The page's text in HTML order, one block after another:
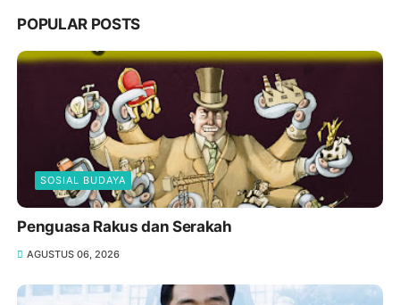
POPULAR POSTS
SOSIAL BUDAYA
Penguasa Rakus dan Serakah
AGUSTUS 06, 2026